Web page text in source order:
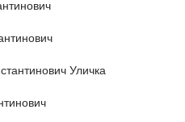
Уличка